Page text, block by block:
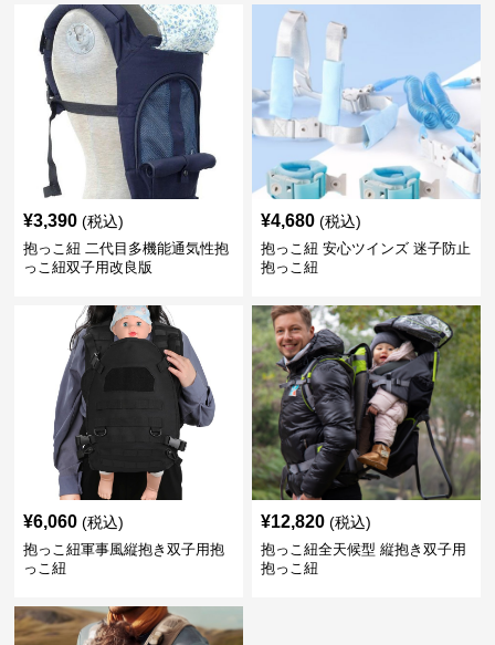
¥3,390 (税込)
抱っこ紐 二代目多機能通気性抱
っこ紐双子用改良版
¥4,680 (税込)
抱っこ紐 安心ツインズ 迷子防止
抱っこ紐
¥6,060 (税込)
抱っこ紐軍事風縦抱き双子用抱
っこ紐
¥12,820 (税込)
抱っこ紐全天候型 縦抱き双子用
抱っこ紐